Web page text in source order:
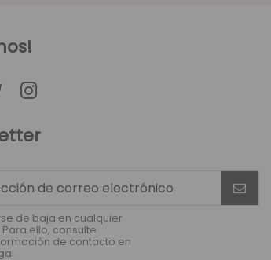
de baja en cualquier
ello, consulte
de contacto en